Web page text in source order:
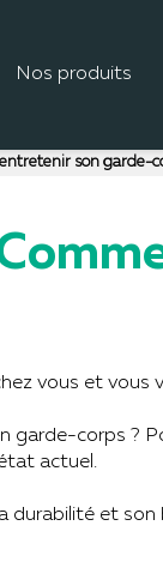
Nos produits
son garde-
vous et vous
garde-corps ?
actuel.
durabilité et